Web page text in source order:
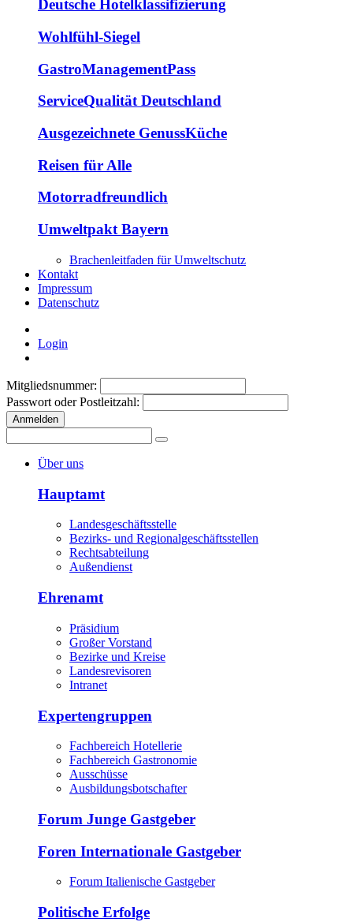
Deutsche Hotelklassifizierung
Wohlfühl-Siegel
GastroManagementPass
ServiceQualität Deutschland
Ausgezeichnete GenussKüche
Reisen für Alle
Motorradfreundlich
Umweltpakt Bayern
Brachenleitfaden für Umweltschutz
Kontakt
Impressum
Datenschutz
Login
Mitgliedsnummer:
Passwort oder Postleitzahl:
Anmelden
Über uns
Hauptamt
Landesgeschäftsstelle
Bezirks- und Regionalgeschäftsstellen
Rechtsabteilung
Außendienst
Ehrenamt
Präsidium
Großer Vorstand
Bezirke und Kreise
Landesrevisoren
Intranet
Expertengruppen
Fachbereich Hotellerie
Fachbereich Gastronomie
Ausschüsse
Ausbildungsbotschafter
Forum Junge Gastgeber
Foren Internationale Gastgeber
Forum Italienische Gastgeber
Politische Erfolge